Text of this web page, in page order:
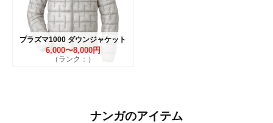
プラズマ1000 ダウンジャケット
6,000〜8,000円
（ランク：）
ナンガのアイテム